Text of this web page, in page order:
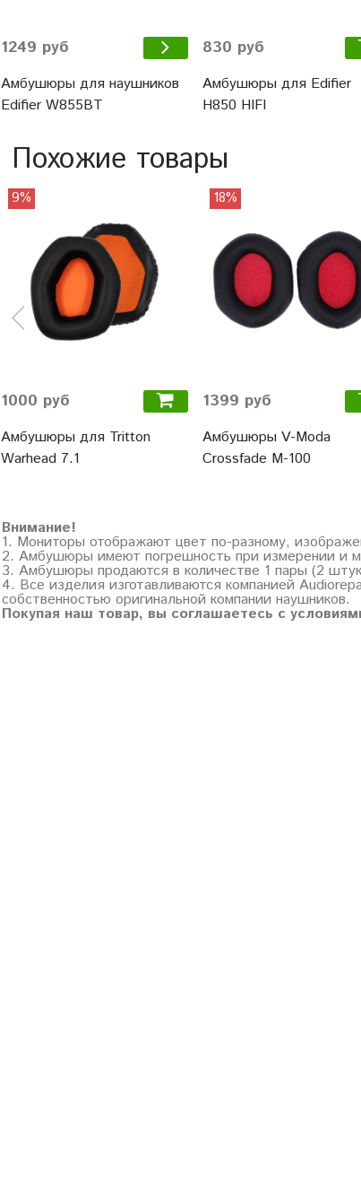
1249 руб
Амбушюры для наушников
Edifier W855BT
830 руб
Амбушюры для Edifier
H850 HIFI
Похожие товары
9%
1000 руб
Амбушюры для Tritton
Warhead 7.1
18%
1399 руб
Амбушюры V-Moda
Crossfade M-100
Внимание!
1. Мониторы отображают цвет по-разному,
2. Амбушюры имеют погрешность при измерении и
3. Амбушюры продаются в количестве 1 пары (2
4. Все изделия изготавливаются компанией
собственностью оригинальной компании наушников.
Покупая наш товар, вы соглашаетесь с